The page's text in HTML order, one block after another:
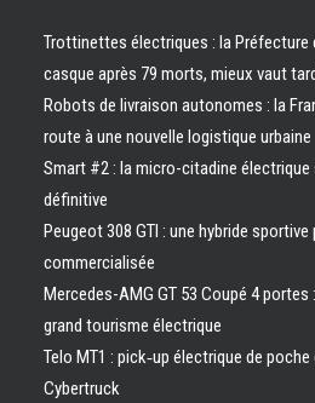
Trottinettes électriques : la Préfecture
casque après 79 morts, mieux vaut
Robots de livraison autonomes : la
route à une nouvelle logistique urbaine
Smart #2 : la micro-citadine électrique
définitive
Peugeot 308 GTI : une hybride
commercialisée
Mercedes-AMG GT 53 Coupé 4 portes
grand tourisme électrique
Telo MT1 : pick‑up électrique de
Cybertruck